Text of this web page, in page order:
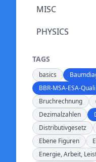
MISC
PHYSICS
TAGS
basics
BBR-MSA-ESA-Quali
Bruchrechnung
Dezimalzahlen
Distributivgesetz
Ebene Figuren
Energie, Arbeit,